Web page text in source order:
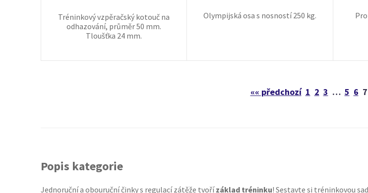
Tréninkový vzpěračský kotouč na
odhazování, průměr 50 mm.
Tloušťka 24 mm.
Olympijská osa s nosností 250 kg.
«« předchozí 1 2 3 … 5 6 7
Popis kategorie
Jednoruční a obouruční činky s regulací zátěže tvořízáklad tréninku! Sestavte si tréninkovou